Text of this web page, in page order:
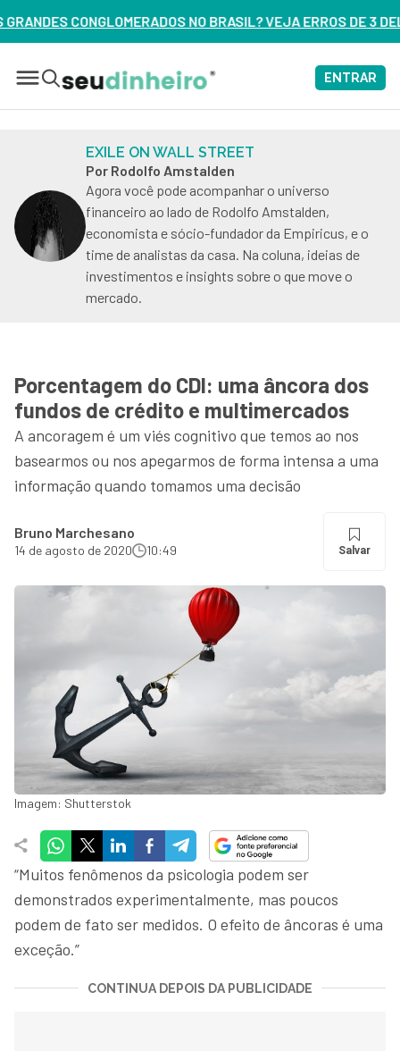
NO BRASIL? VEJA ERROS DE 3 DELES – ASSISTA AGORA
ENTRAR
EXILE ON WALL STREET
Por Rodolfo Amstalden
Agora você pode acompanhar o universo
financeiro ao lado de Rodolfo Amstalden,
economista e sócio-fundador da Empiricus, e o
time de analistas da casa. Na coluna, ideias de
investimentos e insights sobre o que move o
mercado.
Porcentagem do CDI: uma âncora dos
fundos de crédito e multimercados
A ancoragem é um viés cognitivo que temos ao nos
basearmos ou nos apegarmos de forma intensa a uma
informação quando tomamos uma decisão
Bruno Marchesano
14 de agosto de 2020 10:49 Salvar
Imagem: Shutterstok
“Muitos fenômenos da psicologia podem ser
demonstrados experimentalmente, mas poucos
podem de fato ser medidos. O efeito de âncoras é uma
exceção.”
CONTINUA DEPOIS DA PUBLICIDADE